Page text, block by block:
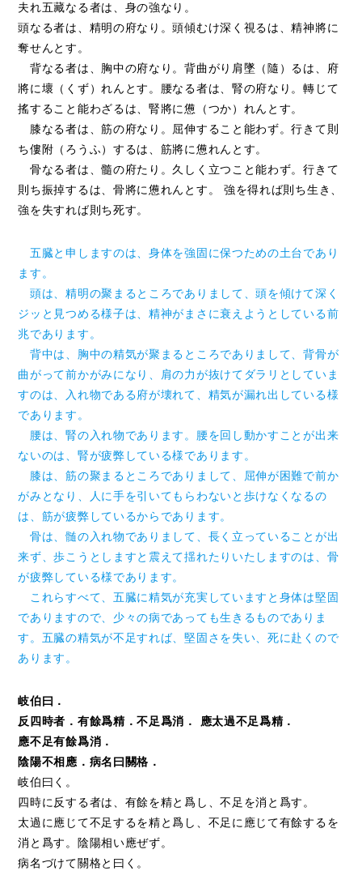
夫れ五藏なる者は、身の強なり。
頭なる者は、精明の府なり。頭傾むけ深く視るは、精神將に
奪せんとす。
背なる者は、胸中の府なり。背曲がり肩墜（隨）るは、府
將に壞（くず）れんとす。腰なる者は、腎の府なり。轉じて
搖すること能わざるは、腎將に憊（つか）れんとす。
膝なる者は、筋の府なり。屈伸すること能わず。行きて則
ち僂附（ろうふ）するは、筋將に憊れんとす。
骨なる者は、髓の府たり。久しく立つこと能わず。行きて
則ち振掉するは、骨將に憊れんとす。 強を得れば則ち生き、
強を失すれば則ち死す。
五臓と申しますのは、身体を強固に保つための土台であり
ます。
頭は、精明の聚まるところでありまして、頭を傾けて深く
ジッと見つめる様子は、精神がまさに衰えようとしている前
兆であります。
背中は、胸中の精気が聚まるところでありまして、背骨が
曲がって前かがみになり、肩の力が抜けてダラリとしていま
すのは、入れ物である府が壊れて、精気が漏れ出している様
であります。
腰は、腎の入れ物であります。腰を回し動かすことが出来
ないのは、腎が疲弊している様であります。
膝は、筋の聚まるところでありまして、屈伸が困難で前か
がみとなり、人に手を引いてもらわないと歩けなくなるの
は、筋が疲弊しているからであります。
骨は、髄の入れ物でありまして、長く立っていることが出
来ず、歩こうとしますと震えて揺れたりいたしますのは、骨
が疲弊している様であります。
これらすべて、五臓に精気が充実していますと身体は堅固
でありますので、少々の病であっても生きるものでありま
す。五臓の精気が不足すれば、堅固さを失い、死に赴くので
あります。
岐伯曰．
反四時者．有餘爲精．不足爲消． 應太過不足爲精．
應不足有餘爲消．
陰陽不相應．病名曰關格．
岐伯曰く。
四時に反する者は、有餘を精と爲し、不足を消と爲す。
太過に應じて不足するを精と爲し、不足に應じて有餘するを
消と爲す。陰陽相い應ぜず。
病名づけて關格と曰く。